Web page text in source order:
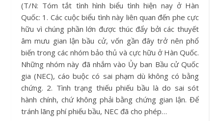
(T/N: Tóm tắt tình hình biểu tình hiện nay ở Hàn
Quốc: 1. Các cuộc biểu tình này liên quan đến phe cực
hữu vì chúng phần lớn được thúc đẩy bởi các thuyết
âm mưu gian lận bầu cử, vốn gần đây trở nên phổ
biến trong các nhóm bảo thủ và cực hữu ở Hàn Quốc.
Những nhóm này đã nhắm vào Ủy ban Bầu cử Quốc
gia (NEC), cáo buộc có sai phạm dù không có bằng
chứng. 2. Tình trạng thiếu phiếu bầu là do sai sót
hành chính, chứ không phải bằng chứng gian lận. Để
tránh lãng phí phiếu bầu, NEC đã cho phép…